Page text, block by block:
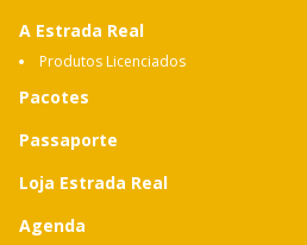
A Estrada Real
Produtos Licenciados
Pacotes
Passaporte
Loja Estrada Real
Agenda